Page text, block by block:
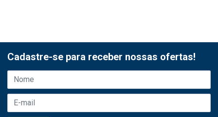
Cadastre-se para receber nossas ofertas!